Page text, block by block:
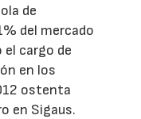
de
del mercado
el cargo de
en los
ostenta
en Sigaus.